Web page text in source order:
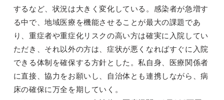
するなど、状況は大きく変化している。感染者が急増す
る中で、地域医療を機能させることが最大の課題であ
り、重症者や重症化リスクの高い方は確実に入院してい
ただき、それ以外の方は、症状が悪くなればすぐに入院
できる体制を確保する方針とした。私自身、医療関係者
に直接、協力をお願いし、自治体とも連携しながら、病
床の確保に万全を期していく。